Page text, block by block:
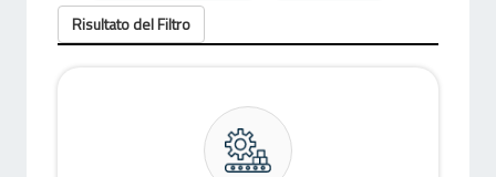
Risultato del Filtro